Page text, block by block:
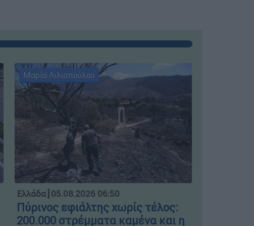
Μαρία Λιλιοπούλου
Ελλάδα┋05.08.2026 06:50
Πύρινος εφιάλτης χωρίς τέλος:
200.000 στρέμματα καμένα και η